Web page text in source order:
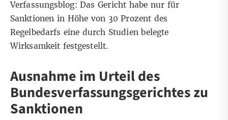
Verfassungsblog: Das Gericht habe nur für
Sanktionen in Höhe von 30 Prozent des
Regelbedarfs eine durch Studien belegte
Wirksamkeit festgestellt.
Ausnahme im Urteil des
Bundesverfassungsgerichtes zu
Sanktionen